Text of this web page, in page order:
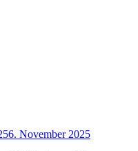
6. November 2025